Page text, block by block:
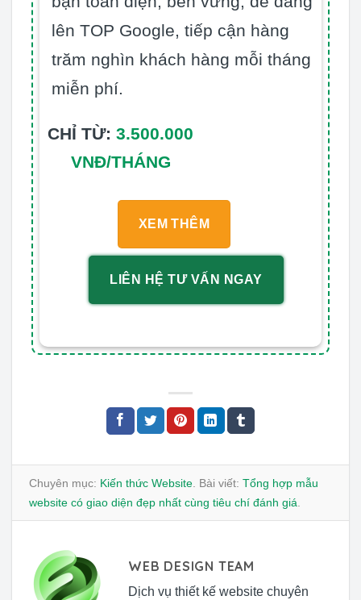
lên TOP Google, tiếp cận hàng
trăm nghìn khách hàng mỗi tháng
miễn phí.
CHỈ TỪ: 3.500.000
VNĐ/THÁNG
XEM THÊM
LIÊN HỆ TƯ VẤN NGAY
Chuyên mục: Kiến thức Website. Bài viết: Tổng hợp mẫu
website có giao diện đẹp nhất cùng tiêu chí đánh giá.
WEB DESIGN TEAM
Dịch vụ thiết kế website chuyên